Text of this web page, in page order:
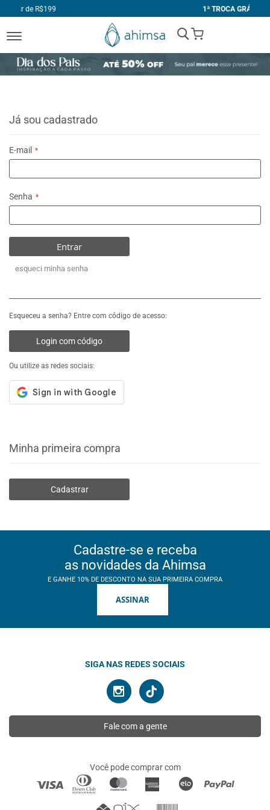
1ª TROCA GRÁTIS
My Cart
Já sou cadastrado
E-mail
Senha
Entrar
esqueci minha senha
Esqueceu a senha? Entre com código de acesso:
Login com código
Ou utilize as redes sociais:
Minha primeira compra
Cadastrar
Cadastre-se e receba
as novidades da Ahimsa
E GANHE 10% DE DESCONTO NA SUA PRIMEIRA COMPRA
ASSINAR
SIGA NAS REDES SOCIAIS
Fale com a gente
Você pode comprar com